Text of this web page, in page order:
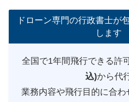
ドローン専門の行政書士が
します
全国で1年間飛行できる許可
込)から代
業務内容や飛行目的に合